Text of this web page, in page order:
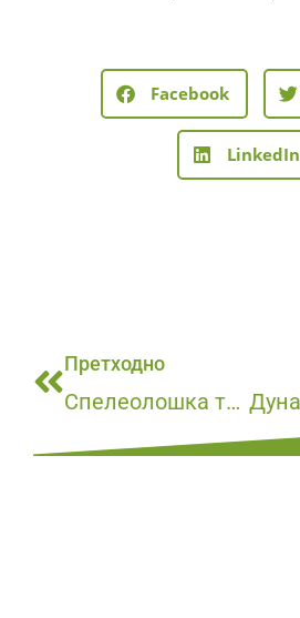
Facebook
LinkedIn
Претходно
Спелеолошка тура